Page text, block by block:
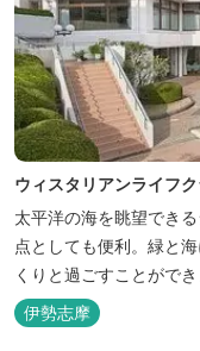
ウィスタリアンライフ
太平洋の海を眺望でき
点としても便利。緑と
くりと過ごすことができ
伊勢志摩